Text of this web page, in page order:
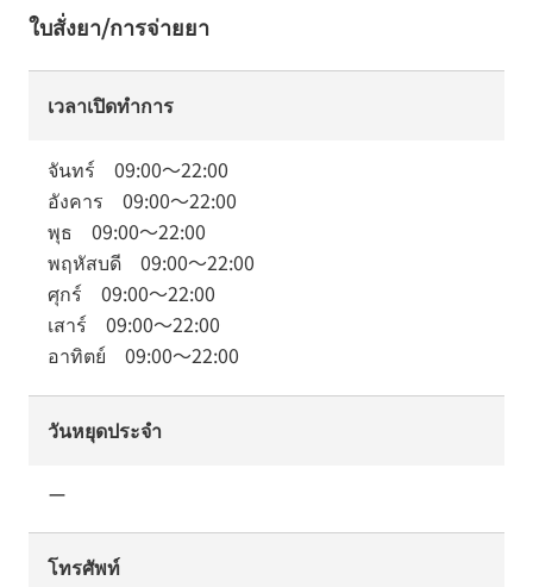
ใบสั่งยา/การจ่ายยา
เวลาเปิดทำการ
จันทร์ 09:00～22:00
อังคาร 09:00～22:00
พุธ 09:00～22:00
พฤหัสบดี 09:00～22:00
ศุกร์ 09:00～22:00
เสาร์ 09:00～22:00
อาทิตย์ 09:00～22:00
วันหยุดประจำ
ー
โทรศัพท์